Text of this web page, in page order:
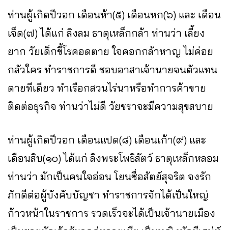
ท่านผู้เกิดปีวอก เดือนห้า(๕) เดือนหก(๖) และ เดือน
เจ็ด(๗) ได้แก่ ลิงลม ธาตุเหล็กกล้า ท่านว่า เลี้ยง
ยาก วัยเด็กขี้โรคอดตาย ใจคอกกล้าหาญ ไม่ค่อย
กลัวใคร ทำราชการดี ชอบอาสาเจ้านายจนตัวแทน
ตายทีเดียว ทำเรือกสวนไร่นาหรือทำการค้าขาย
ติดต่อธุรกิจ ท่านว่าไม่ดี วัยชราจะมีความสุขสบาย
ท่านผู้เกิดปีวอก เดือนแปด(๘) เดือนเก้า(๙) และ
เดือนสิบ(๑๐) ได้แก่ ลิงพระโพธิสัตว์ ธาตุเหล็กหลอม
ท่านว่า มักเป็นคนใจอ่อน โยนซื่อสัตย์สุจริต จงรัก
ภักดีต่อผู้บังคับบัญชา ทำราชการจักได้เป็นใหญ่
ก้าวหน้าในราชการ รวดเร็วจะได้เป็นเจ้านายเมือง